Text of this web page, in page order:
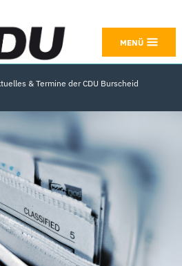
MENÜ
der CDU Burscheid
& Termine der CDU Burscheid